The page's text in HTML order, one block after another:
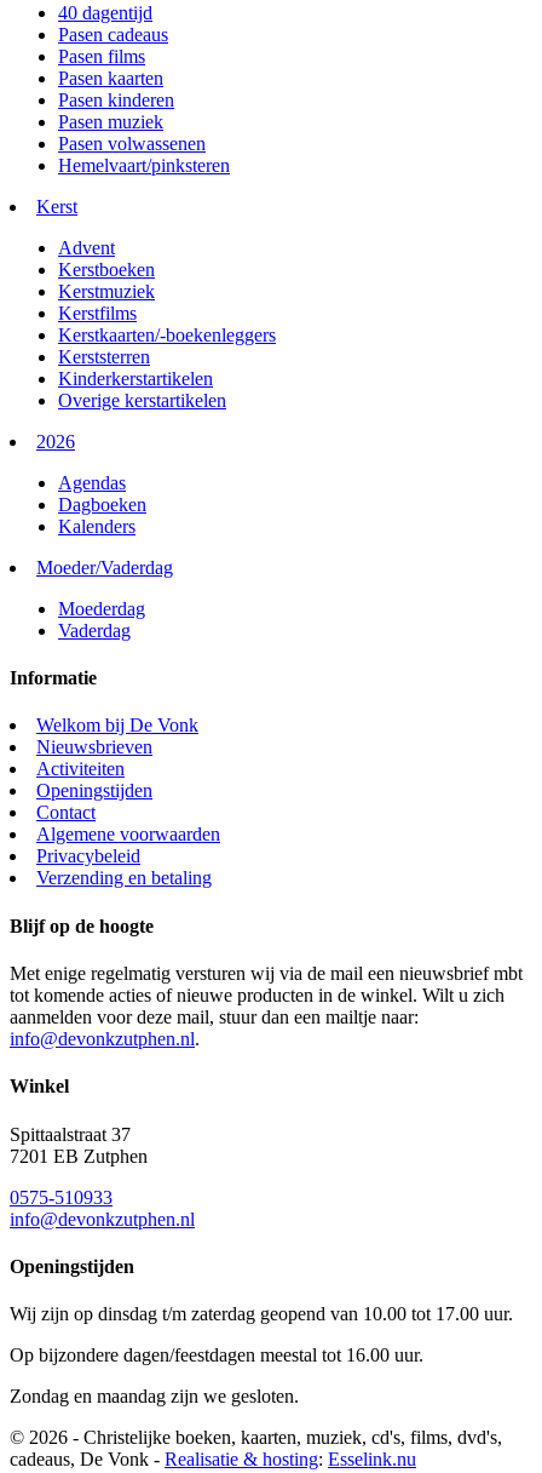
40 dagentijd
Pasen cadeaus
Pasen films
Pasen kaarten
Pasen kinderen
Pasen muziek
Pasen volwassenen
Hemelvaart/pinksteren
Kerst
Advent
Kerstboeken
Kerstmuziek
Kerstfilms
Kerstkaarten/-boekenleggers
Kerststerren
Kinderkerstartikelen
Overige kerstartikelen
2026
Agendas
Dagboeken
Kalenders
Moeder/Vaderdag
Moederdag
Vaderdag
Informatie
Welkom bij De Vonk
Nieuwsbrieven
Activiteiten
Openingstijden
Contact
Algemene voorwaarden
Privacybeleid
Verzending en betaling
Blijf op de hoogte
Met enige regelmatig versturen wij via de mail een nieuwsbrief mbt
tot komende acties of nieuwe producten in de winkel. Wilt u zich
aanmelden voor deze mail, stuur dan een mailtje naar:
info@devonkzutphen.nl.
Winkel
Spittaalstraat 37
7201 EB Zutphen
0575-510933
info@devonkzutphen.nl
Openingstijden
Wij zijn op dinsdag t/m zaterdag geopend van 10.00 tot 17.00 uur.
Op bijzondere dagen/feestdagen meestal tot 16.00 uur.
Zondag en maandag zijn we gesloten.
© 2026 - Christelijke boeken, kaarten, muziek, cd's, films, dvd's,
cadeaus, De Vonk - Realisatie & hosting: Esselink.nu